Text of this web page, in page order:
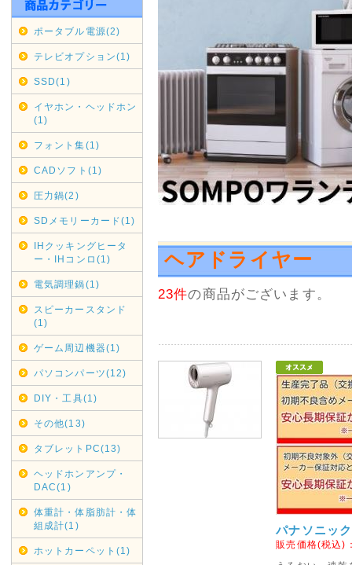
ポータブル電源(2)
テレビオプション(1)
SSD(1)
イヤホン・ヘッドホン
(1)
フォント集(1)
CADソフト(1)
圧力鍋(2)
SDメモリーカード(1)
IHクッキングヒータ
ー・IHコンロ(1)
電気調理鍋(1)
スピーカースタンド
(1)
ゲーム周辺機器(1)
パソコンパーツ(12)
DIY・工具(1)
その他(13)
タブレットPC(13)
ヘッドホンアンプ・
DAC(1)
体重計・体脂肪計・体
組成計(1)
ホットカーペット(1)
福岡県・長崎県 全域 9月6日(
期間変更の可能性もございま
佐川急便の集荷・配達停止期間
九州全域 9月5日(土)～9月6日(
中国・四国 9月5日(土)～9月6
期間変更の可能性もございます
沖縄・北海道・離島の代引
本日2020/07/16をもちまして沖
せていただきます。
縄・北海道・離島からのご注文
銀行振り込みでのご注文は受
2020年05月01日
リサイクル回収業務一時休
契約配送業者ヤマトホームコ
けまして、弊社では現在リサ
各自治体へご連絡・ご依頼くだ
再開次第お知らせいたします。
ヘアドライヤー
23件の商品がございます。
パナソニッ
販売価格(税込)